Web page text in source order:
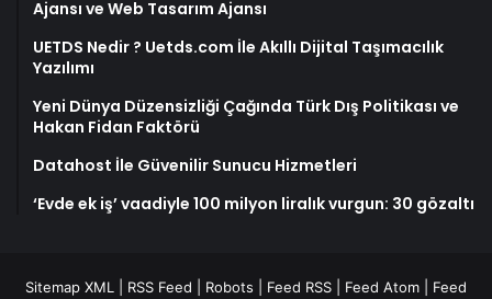
Ajansı ve Web Tasarım Ajansı
UETDS Nedir ? Uetds.com İle Akıllı Dijital Taşımacılık
Yazılımı
Yeni Dünya Düzensizliği Çağında Türk Dış Politikası ve
Hakan Fidan Faktörü
Datahost İle Güvenilir Sunucu Hizmetleri
‘Evde ek iş’ vaadiyle 100 milyon liralık vurgun: 30 gözaltı
Sitemap XML RSS Feed Robots Feed RSS Feed Atom Feed